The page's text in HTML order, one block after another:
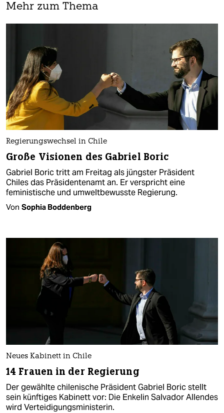
Mehr zum Thema
Regierungswechsel in Chile
Große Visionen des Gabriel Boric
Gabriel Boric tritt am Freitag als jüngster Präsident
Chiles das Präsidentenamt an. Er verspricht eine
feministische und umweltbewusste Regierung.
Von Sophia Boddenberg
Neues Kabinett in Chile
14 Frauen in der Regierung
Der gewählte chilenische Präsident Gabriel Boric stellt
sein künftiges Kabinett vor: Die Enkelin Salvador Allendes
wird Verteidigungsministerin.